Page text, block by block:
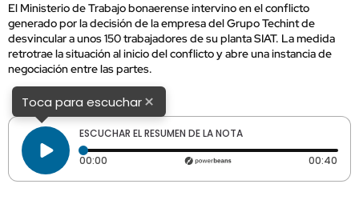
El Ministerio de Trabajo bonaerense intervino en el conflicto
generado por la decisión de la empresa del Grupo Techint de
desvincular a unos 150 trabajadores de su planta SIAT. La medida
retrotrae la situación al inicio del conflicto y abre una instancia de
negociación entre las partes.
Toca para escuchar×
ESCUCHAR EL RESUMEN DE LA NOTA
00:00 Tiempo transcurrido: 0 segundos 00:40